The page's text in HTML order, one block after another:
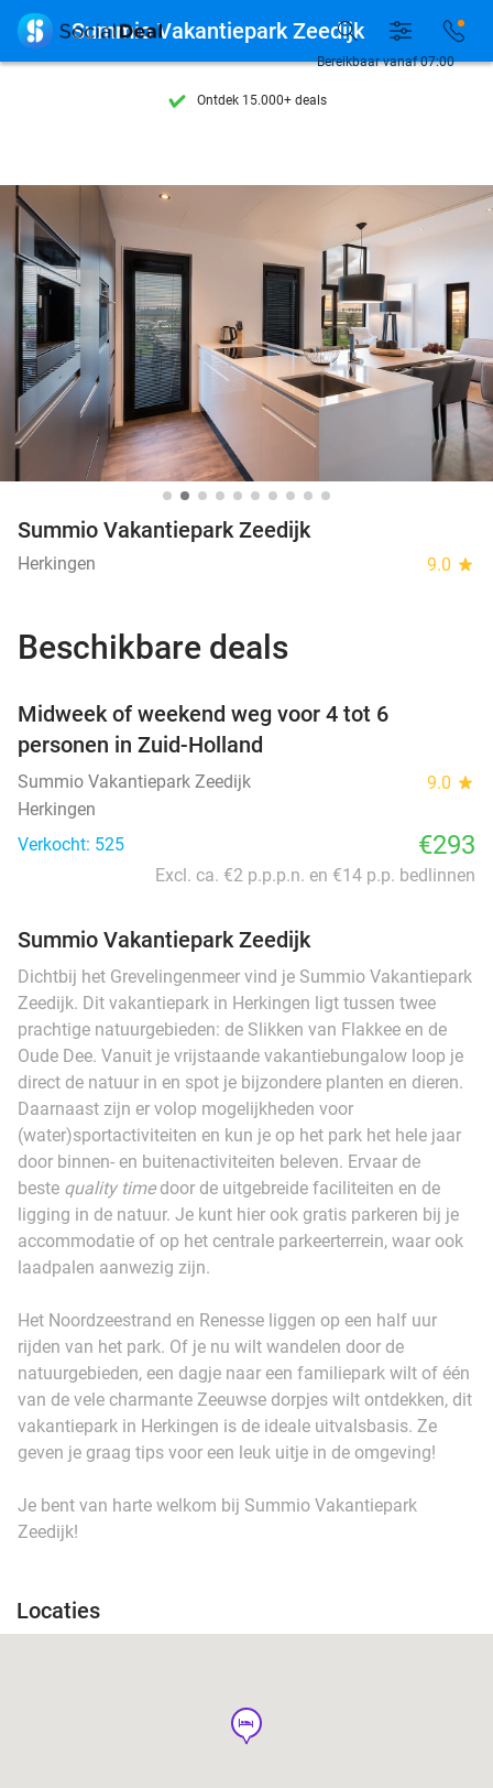
Ontdek 15.000+ deals
10+ miljoen leden
205.981 reviews
Ontdek 15.000+ deals
7 dagen per week beschikbaar
10+ miljoen leden
Bereikbaar vanaf 07:00
 Summio Vakantiepark Zeedijk
Summio Vakantiepark Zeedijk
Herkingen 9.0 star
Beschikbare deals
Midweek of weekend weg voor 4 tot 6
personen in Zuid-Holland
Summio Vakantiepark Zeedijk 9.0 star
Herkingen
Verkocht: 525
€293
Excl. ca. €2 p.p.p.n. en €14 p.p. bedlinnen
Summio Vakantiepark Zeedijk
Dichtbij het Grevelingenmeer vind je Summio Vakantiepark
Zeedijk. Dit vakantiepark in Herkingen ligt tussen twee
prachtige natuurgebieden: de Slikken van Flakkee en de
Oude Dee. Vanuit je vrijstaande vakantiebungalow loop je
direct de natuur in en spot je bijzondere planten en dieren.
Daarnaast zijn er volop mogelijkheden voor
(water)sportactiviteiten en kun je op het park het hele jaar
door binnen- en buitenactiviteiten beleven. Ervaar de
beste quality timedoor de uitgebreide faciliteiten en de
ligging in de natuur. Je kunt hier ook gratis parkeren bij je
accommodatie of op het centrale parkeerterrein, waar ook
laadpalen aanwezig zijn.
Het Noordzeestrand en Renesse liggen op een half uur
rijden van het park. Of je nu wilt wandelen door de
natuurgebieden, een dagje naar een familiepark wilt of één
van de vele charmante Zeeuwse dorpjes wilt ontdekken, dit
vakantiepark in Herkingen is de ideale uitvalsbasis. Ze
geven je graag tips voor een leuk uitje in de omgeving!
Je bent van harte welkom bij Summio Vakantiepark
Zeedijk!
Locaties
hotel